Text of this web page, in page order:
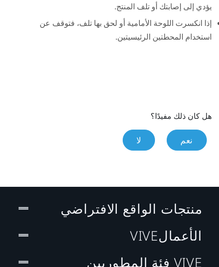
يؤدي إلى إصابتك أو تلف المنتج.
إذا انكسرت اللوحة الأمامية أو لحق بها تلف، فتوقف عن
استخدام المحطتين الرئيسيتين.
هل كان ذلك مفيدًا؟
نعم لا
منتجات الواقع الافتراضي
الأعمالVIVE
VIVE فئة المطوريين